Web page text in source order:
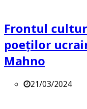
Frontul
poeților
Mahno
21/03/2024